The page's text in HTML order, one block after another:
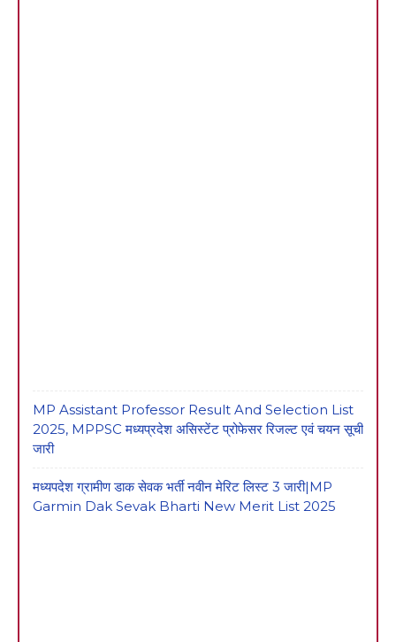
MP Assistant Professor Result And Selection List
2025, MPPSC मध्यप्रदेश असिस्टेंट प्रोफेसर रिजल्ट एवं चयन सूची
जारी
मध्यपदेश ग्रामीण डाक सेवक भर्ती नवीन मेरिट लिस्ट 3 जारी|MP
Garmin Dak Sevak Bharti New Merit List 2025